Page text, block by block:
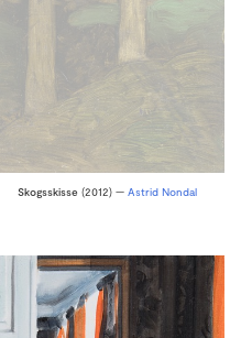
Skogsskisse (2012) — Astrid Nondal